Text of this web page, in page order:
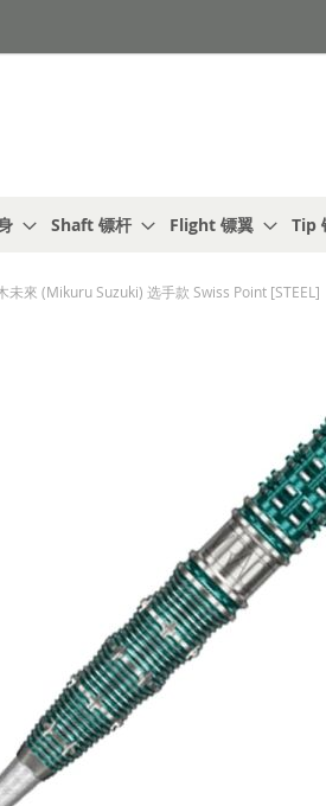
Shaft 镖杆 Flight 镖翼 Tip
未來 (Mikuru Suzuki) 选手款 Swiss Point [STEEL]